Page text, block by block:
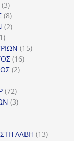
33
προϊόντα
88
προϊόντα
22
11
προϊόν1515
1616
22
7272
προϊόντα
33
ΛΑΒΗ 1313